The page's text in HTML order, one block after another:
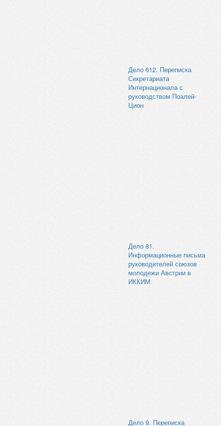
Дело 612. Переписка
Секретариата
Интернационала с
руководством Поалей-
Цион
Дело 81.
Информационные письма
руководителей союзов
молодежи Австрии в
ИККИМ
Дело 9. Переписка